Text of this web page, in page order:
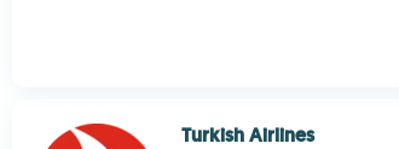
Turkish Airlines